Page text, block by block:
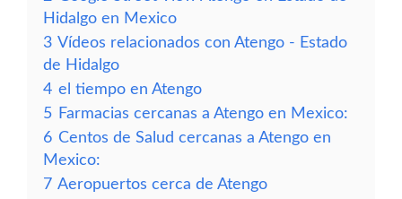
Hidalgo en Mexico
3 Vídeos relacionados con Atengo - Estado
de Hidalgo
4 el tiempo en Atengo
5 Farmacias cercanas a Atengo en Mexico:
6 Centos de Salud cercanas a Atengo en
Mexico:
7 Aeropuertos cerca de Atengo